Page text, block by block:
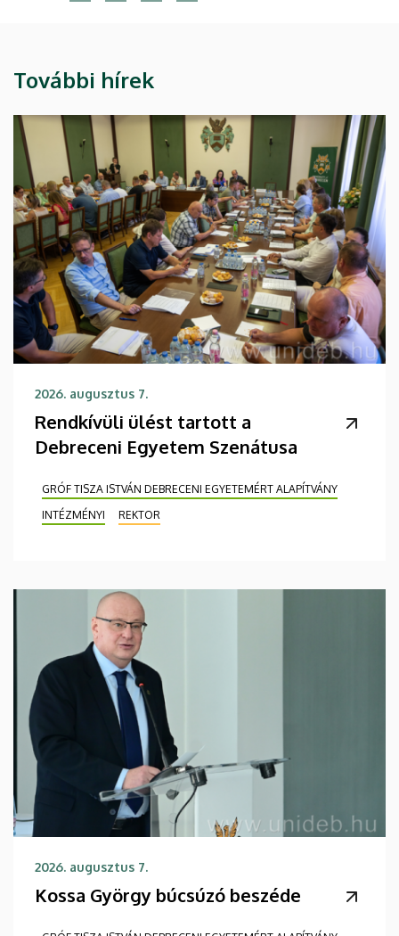
További hírek
2026. augusztus 7.
Rendkívüli ülést tartott a
Debreceni Egyetem Szenátusa
GRÓF TISZA ISTVÁN DEBRECENI EGYETEMÉRT ALAPÍTVÁNY
INTÉZMÉNYI
REKTOR
2026. augusztus 7.
Kossa György búcsúzó beszéde